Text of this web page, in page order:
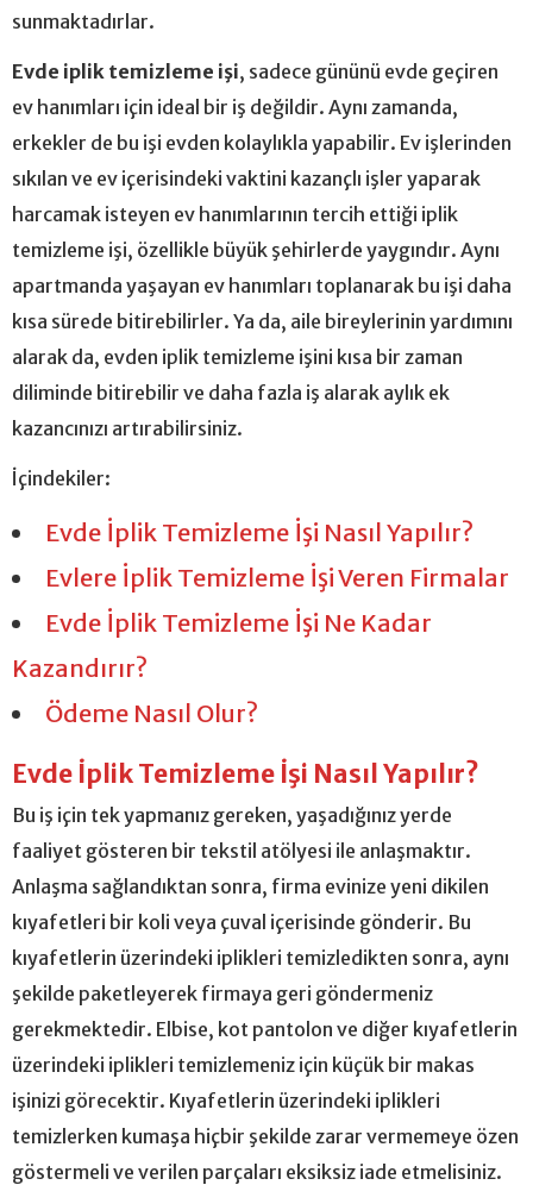
sunmaktadırlar.
Evde iplik temizleme işi, sadece gününü evde geçiren
ev hanımları için ideal bir iş değildir. Aynı zamanda,
erkekler de bu işi evden kolaylıkla yapabilir. Ev işlerinden
sıkılan ve ev içerisindeki vaktini kazançlı işler yaparak
harcamak isteyen ev hanımlarının tercih ettiği iplik
temizleme işi, özellikle büyük şehirlerde yaygındır. Aynı
apartmanda yaşayan ev hanımları toplanarak bu işi daha
kısa sürede bitirebilirler. Ya da, aile bireylerinin yardımını
alarak da, evden iplik temizleme işini kısa bir zaman
diliminde bitirebilir ve daha fazla iş alarak aylık ek
kazancınızı artırabilirsiniz.
İçindekiler:
Evde İplik Temizleme İşi Nasıl Yapılır?
Evlere İplik Temizleme İşi Veren Firmalar
Evde İplik Temizleme İşi Ne Kadar
Kazandırır?
Ödeme Nasıl Olur?
Evde İplik Temizleme İşi Nasıl Yapılır?
Bu iş için tek yapmanız gereken, yaşadığınız yerde
faaliyet gösteren bir tekstil atölyesi ile anlaşmaktır.
Anlaşma sağlandıktan sonra, firma evinize yeni dikilen
kıyafetleri bir koli veya çuval içerisinde gönderir. Bu
kıyafetlerin üzerindeki iplikleri temizledikten sonra, aynı
şekilde paketleyerek firmaya geri göndermeniz
gerekmektedir. Elbise, kot pantolon ve diğer kıyafetlerin
üzerindeki iplikleri temizlemeniz için küçük bir makas
işinizi görecektir. Kıyafetlerin üzerindeki iplikleri
temizlerken kumaşa hiçbir şekilde zarar vermemeye özen
göstermeli ve verilen parçaları eksiksiz iade etmelisiniz.